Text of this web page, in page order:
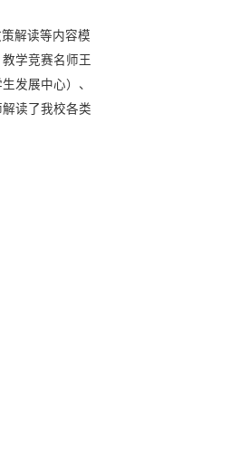
解读等内容模
学竞赛名师王
发展中心）、
读了我校各类